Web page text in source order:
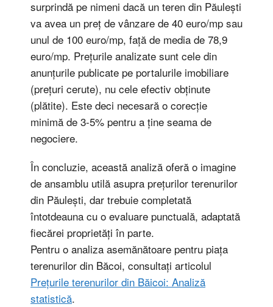
surprindă pe nimeni dacă un teren din Păulești
va avea un preț de vânzare de 40 euro/mp sau
unul de 100 euro/mp, față de media de 78,9
euro/mp. Prețurile analizate sunt cele din
anunțurile publicate pe portalurile imobiliare
(prețuri cerute), nu cele efectiv obținute
(plătite). Este deci necesară o corecție
minimă de 3-5% pentru a ține seama de
negociere.
În concluzie, această analiză oferă o imagine
de ansamblu utilă asupra prețurilor terenurilor
din Păulești, dar trebuie completată
întotdeauna cu o evaluare punctuală, adaptată
fiecărei proprietăți în parte.
Pentru o analiza asemănătoare pentru piața
terenurilor din Băcoi, consultați articolul
Prețurile terenurilor din Băicoi: Analiză
statistică.